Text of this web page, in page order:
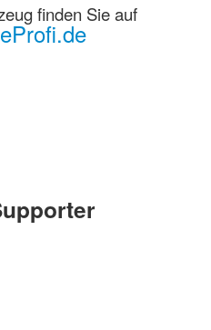
finden Sie auf